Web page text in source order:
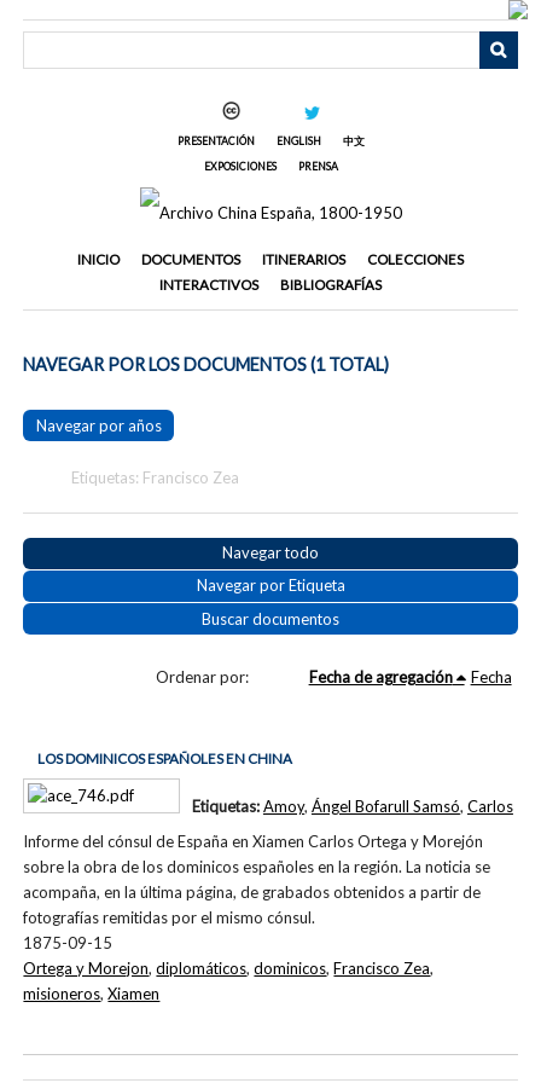
PRESENTACIÓN ENGLISH
中文
EXPOSICIONES
PRENSA
INICIO DOCUMENTOS ITINERARIOS
COLECCIONES
INTERACTIVOS
BIBLIOGRAFÍAS
NAVEGAR POR LOS DOCUMENTOS (1 TOTAL)
Navegar por años
Etiquetas: Francisco Zea
Navegar todo
Navegar por Etiqueta
Buscar documentos
Ordenar por: Fecha de agregación Fecha
LOS DOMINICOS ESPAÑOLES EN CHINA
Informe del cónsul de España en Xiamen Carlos Ortega y Morejón
sobre la obra de los dominicos españoles en la región. La noticia se
acompaña, en la última página, de grabados obtenidos a partir de
fotografías remitidas por el mismo cónsul.
1875-09-15
Etiquetas:Amoy, Ángel Bofarull Samsó, Carlos
Ortega y Morejon,diplomáticos,dominicos,Francisco Zea,
misioneros,Xiamen